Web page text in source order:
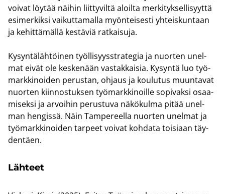
voi­vat löy­tää näi­hin liit­ty­vil­tä aloil­ta mer­ki­tyk­sel­li­syyt­tä
esi­mer­kik­si vai­kut­ta­mal­la myön­tei­ses­ti yh­teis­kun­taan
ja ke­hit­tä­mäl­lä kes­tä­viä rat­kai­su­ja.
Ky­syn­tä­läh­töi­nen työl­li­syys­stra­te­gia ja nuor­ten unel­
mat eivät ole kes­ke­nään vas­tak­kai­sia. Ky­syn­tä luo työ­
mark­ki­noi­den pe­rus­tan, oh­jaus ja kou­lu­tus muun­ta­vat
nuor­ten kiin­nos­tuk­sen työ­mark­ki­noil­le so­pi­vak­si osaa­
mi­sek­si ja ar­voi­hin pe­rus­tu­va nä­kö­kul­ma pitää unel­
man hen­gis­sä. Näin Tam­pe­reel­la nuor­ten unel­mat ja
työ­mark­ki­noi­den tar­peet voi­vat koh­da­ta toi­si­aan täy­
den­täen.
Läh­teet